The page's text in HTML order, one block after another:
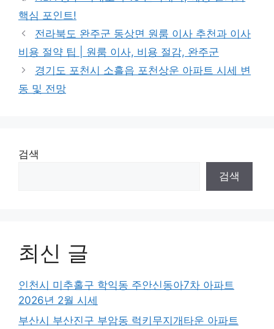
핵심 포인트!
전라북도 완주군 동상면 원룸 이사 추천과 이사
비용 절약 팁 | 원룸 이사, 비용 절감, 완주군
경기도 포천시 소흘읍 포천상운 아파트 시세 변
동 및 전망
검색
검색
최신 글
인천시 미추홀구 학익동 주안신동아7차 아파트
2026년 2월 시세
부산시 부산진구 부암동 럭키무지개타운 아파트